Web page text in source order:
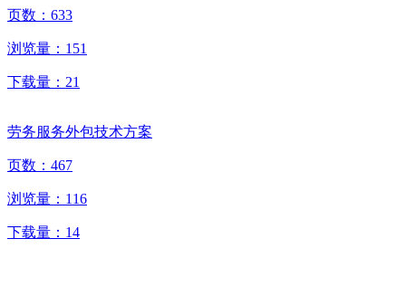
页数： 633
浏览量： 151
下载量： 21
劳务服务外包技术方案
页数： 467
浏览量： 116
下载量： 14